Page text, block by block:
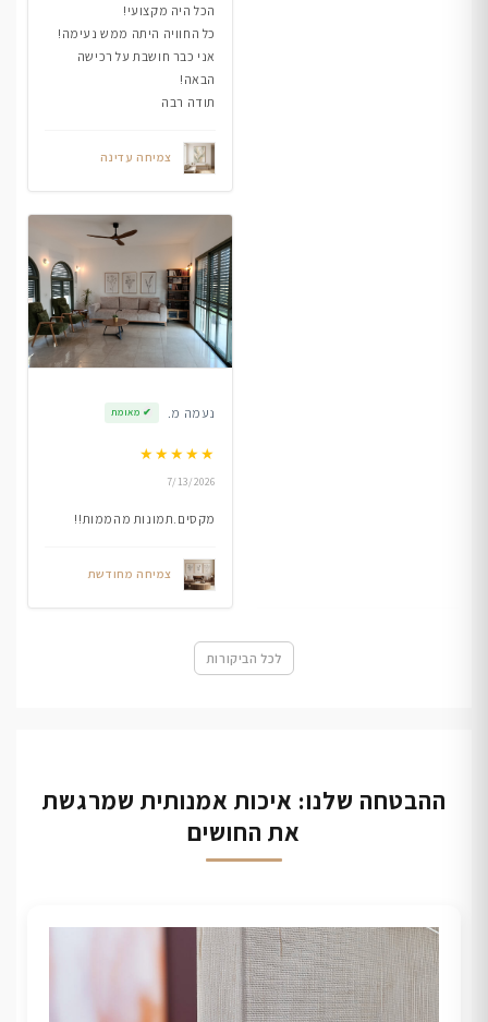
הכל היה מקצועי!
כל החוויה היתה ממש נעימה!
אני כבר חושבת על רכישה
הבאה!
תודה רבה
צמיחה עדינה
נעמה מ. ✔ מאומת
★★★★★
7/13/2026
מקסים.תמונות מהממות!!
צמיחה מחודשת
לכל הביקורות
ההבטחה שלנו: איכות אמנותית שמרגשת
את החושים